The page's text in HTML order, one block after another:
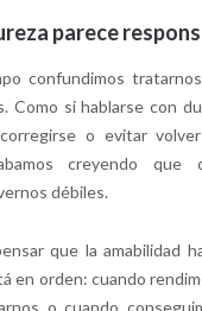
parece
confundimos
Como si hablarse con
o evitar
creyendo que
débiles.
que la amabilidad
en orden: cuando
o cuando